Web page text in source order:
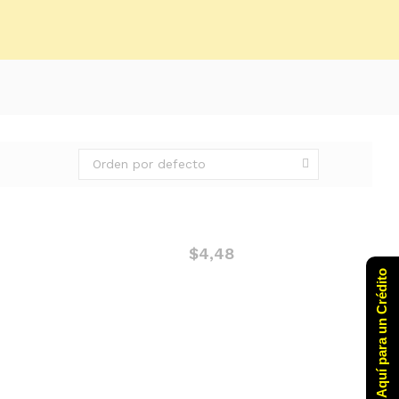
Orden por defecto
$4,48
Click Aquí para un Crédito